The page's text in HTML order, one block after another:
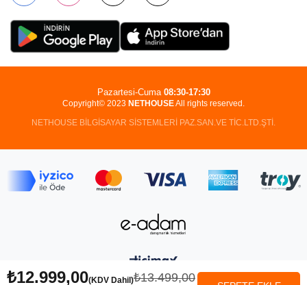
₺13.499,00
₺12.999,00(KDV Dahil)
Copyright© 2023 NETHOUSEAll rights reserved.
NETHOUSE BİLGİSAYAR SİSTEMLERİ PAZ.SAN.VE TİC.LTD.ŞTİ.
Pazartesi-Cuma 08:30-17:30